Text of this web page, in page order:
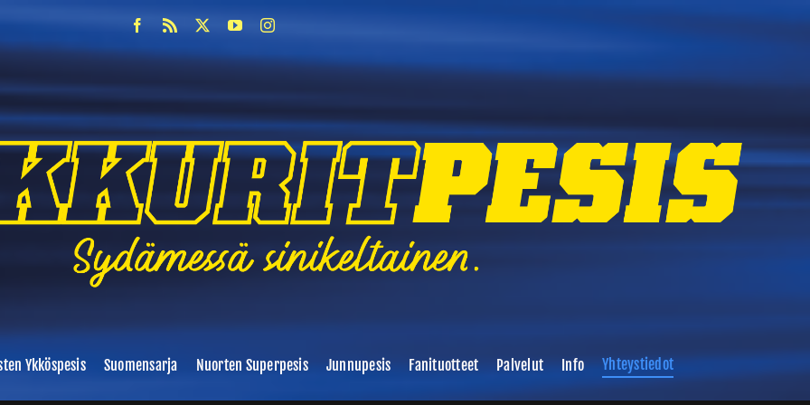
Ykköspesis Suomensarja Nuorten Superpesis Junnupesis Fanituotteet Palvelut Info Yhteystiedot